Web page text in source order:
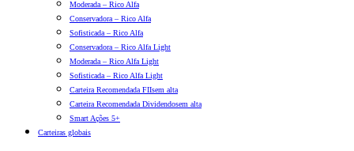
Moderada – Rico Alfa
Conservadora – Rico Alfa
Sofisticada – Rico Alfa
Conservadora – Rico Alfa Light
Moderada – Rico Alfa Light
Sofisticada – Rico Alfa Light
Carteira Recomendada FIIsem alta
Carteira Recomendada Dividendosem alta
Smart Ações 5+
Carteiras globais